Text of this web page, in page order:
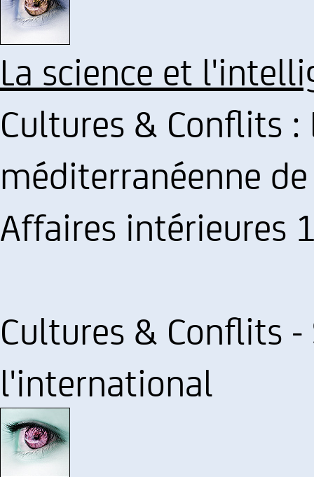
La science et
Cultures & Conflits
méditerranéenne
Affaires intérieures
Cultures & Conflits
l'international